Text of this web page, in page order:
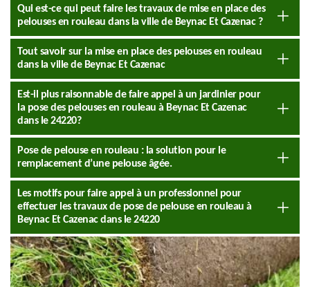
Qui est-ce qui peut faire les travaux de mise en place des
pelouses en rouleau dans la ville de Beynac Et Cazenac ?
Tout savoir sur la mise en place des pelouses en rouleau
dans la ville de Beynac Et Cazenac
Est-il plus raisonnable de faire appel à un jardinier pour
la pose des pelouses en rouleau à Beynac Et Cazenac
dans le 24220?
Pose de pelouse en rouleau : la solution pour le
remplacement d’une pelouse âgée.
Les motifs pour faire appel à un professionnel pour
effectuer les travaux de pose de pelouse en rouleau à
Beynac Et Cazenac dans le 24220